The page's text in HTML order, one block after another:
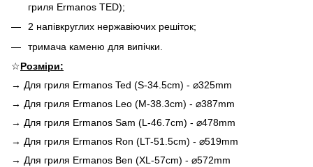
гриля Ermanos TED);
2 напівкруглих нержавіючих решіток;
тримача каменю для випічки.
☆Розміри:
→ Для гриля Ermanos Ted (S-34.5cm) - ⌀325mm
→ Для гриля Ermanos Leo (M-38.3cm) - ⌀387mm
→ Для гриля Ermanos Sam (L-46.7cm) - ⌀478mm
→ Для гриля Ermanos Ron (LT-51.5cm) - ⌀519mm
→ Для гриля Ermanos Ben (XL-57cm) - ⌀572mm